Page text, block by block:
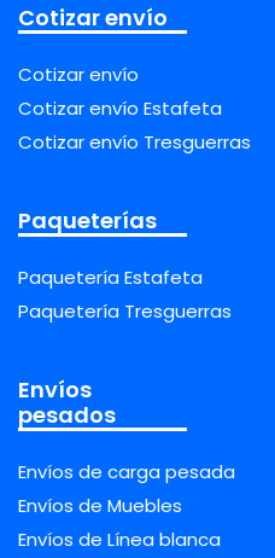
Cotizar envío
Cotizar envío
Cotizar envío Estafeta
Cotizar envío Tresguerras
Paqueterías
Paquetería Estafeta
Paquetería Tresguerras
Envíos
pesados
Envíos de carga pesada
Envíos de Muebles
Envíos de Línea blanca